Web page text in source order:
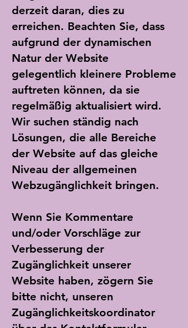
derzeit daran, dies zu
erreichen. Beachten Sie, dass
aufgrund der dynamischen
Natur der Website
gelegentlich kleinere Probleme
auftreten können, da sie
regelmäßig aktualisiert wird.
Wir suchen ständig nach
Lösungen, die alle Bereiche
der Website auf das gleiche
Niveau der allgemeinen
Webzugänglichkeit bringen.
Wenn Sie Kommentare
und/oder Vorschläge zur
Verbesserung der
Zugänglichkeit unserer
Website haben, zögern Sie
bitte nicht, unseren
Zugänglichkeitskoordinator